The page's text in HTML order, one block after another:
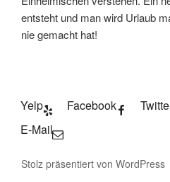
entsteht und man wird Urlaub
nie gemacht hat!
Yelp Facebook
E-Mail
Stolz präsentiert von WordPress